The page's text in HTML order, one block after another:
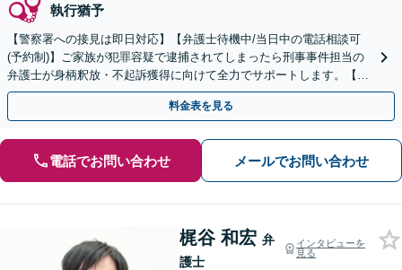
執行猶予
【警察署への接見は即日対応】【弁護士待機中/当日中の電話相談可
(予約制)】ご家族が犯罪容疑で逮捕されてしまったら刑事事件担当の
弁護士が身柄釈放・不起訴獲得に向けて全力でサポートします。【毎
月100名以上の相談実績】【埼玉県全域対応】
料金表を見る
電話でお問い合わせ メールでお問い合わせ
梶谷 和宏 弁
護士
インタビューを
見る